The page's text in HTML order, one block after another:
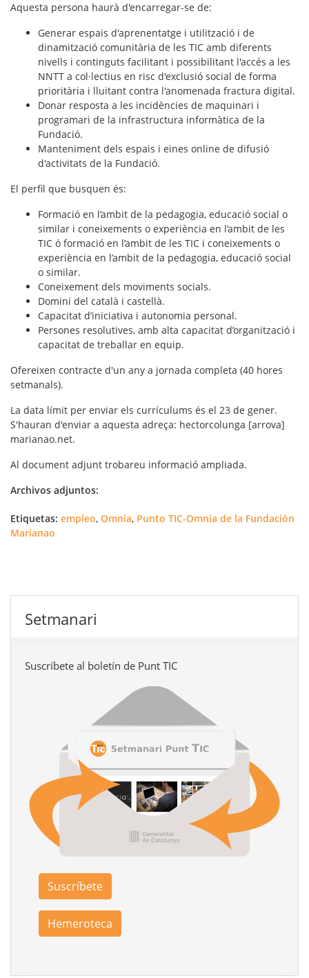
Aquesta persona haurà d'encarregar-se de:
Generar espais d'aprenentatge i utilització i de
dinamització comunitària de les TIC amb diferents
nivells i continguts facilitant i possibilitant l'accés a les
NNTT a col·lectius en risc d'exclusió social de forma
prioritària i lluitant contra l'anomenada fractura digital.
Donar resposta a les incidències de maquinari i
programari de la infrastructura informàtica de la
Fundació.
Manteniment dels espais i eines online de difusió
d'activitats de la Fundació.
El perfil que busquen és:
Formació en l’ambit de la pedagogia, educació social o
similar i coneixements o experiència en l’ambit de les
TIC ó formació en l’ambit de les TIC i coneixements o
experiència en l’ambit de la pedagogia, educació social
o similar.
Coneixement dels moviments socials.
Domini del català i castellà.
Capacitat d’iniciativa i autonomia personal.
Persones resolutives, amb alta capacitat d’organització i
capacitat de treballar en equip.
Ofereixen contracte d'un any a jornada completa (40 hores
setmanals).
La data límit per enviar els currículums és el 23 de gener.
S'hauran d'enviar a aquesta adreça: hectorcolunga [arrova]
marianao.net.
Al document adjunt trobareu informació ampliada.
Archivos adjuntos:
Etiquetas: empleo, Omnia, Punto TIC-Omnia de la Fundación
Marianao
Setmanari
Suscríbete al boletín de Punt TIC
Suscríbete
Hemeroteca